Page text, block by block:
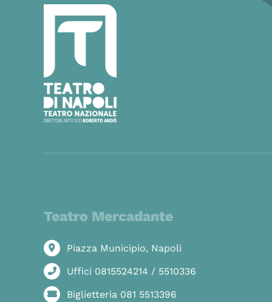
Teatro Mercadante
Piazza Municipio, Napoli
Uffici 0815524214 / 5510336
Biglietteria 081 5513396